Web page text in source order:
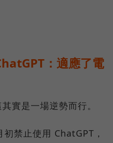
：適應了電
實是一場逆勢而行。
禁止使用 ChatGPT，